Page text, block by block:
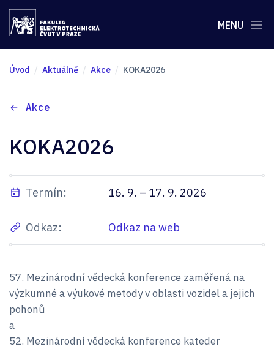
MENU
Úvod Aktuálně Akce KOKA2026
Akce
KOKA2026
Termín: 16. 9. – 17. 9. 2026
Odkaz: Odkaz na web
57. Mezinárodní vědecká konference zaměřená na
výzkumné a výukové metody v oblasti vozidel a jejich
pohonů
a
52. Mezinárodní vědecká konference kateder